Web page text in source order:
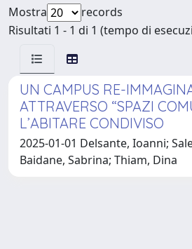
Mostra
records
Risultati 1 - 1 di 1 (tempo di
UN CAMPUS RE-
ATTRAVERSO “SPAZI
L’ABITARE CONDIVISO
2025-01-01 Delsante, Ioanni;
Baidane, Sabrina; Thiam, Dina